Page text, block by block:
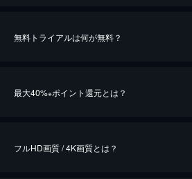
無料トライアルは何が無料？
最大40%※ポイント還元とは？
フルHD画質 / 4K画質とは？